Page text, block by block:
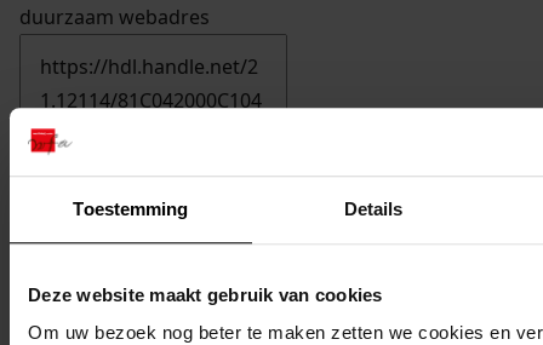
Toestemming Details
Deze website maakt gebruik van cookies
Om uw bezoek nog beter te maken zetten we cookies en
duurzaam webadres
Inventaris
Datering:
2008